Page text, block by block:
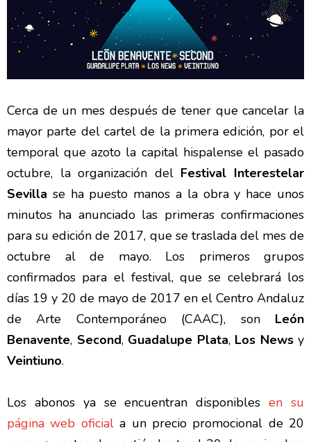
Cerca de un mes después de tener que cancelar la
mayor parte del cartel de la primera edición, por el
temporal que azoto la capital hispalense el pasado
octubre, la organización del Festival Interestelar
Sevilla se ha puesto manos a la obra y hace unos
minutos ha anunciado las primeras confirmaciones
para su edición de 2017, que se traslada del mes de
octubre al de mayo. Los primeros grupos
confirmados para el festival, que se celebrará los
días 19 y 20 de mayo de 2017 en el Centro Andaluz
de Arte Contemporáneo (CAAC), son León
Benavente, Second, Guadalupe Plata, Los Newsy
Veintiuno.
Los abonos ya se encuentran disponiblesen su
página web oficiala un precio promocional de 20